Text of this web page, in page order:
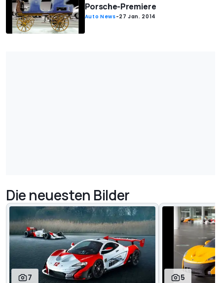
Porsche-Premiere
Auto News-27 Jan. 2014
Die neuesten Bilder
7 5